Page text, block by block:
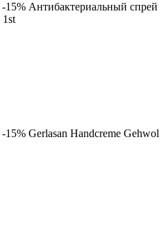
-15% Антибактериальный спрей
1st
-15% Gerlasan Handcreme Gehwol